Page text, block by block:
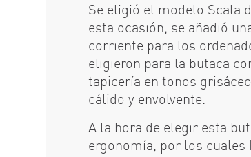
Se eligió el modelo Scala
esta ocasión, se añadió
corriente para los
eligieron para la butaca
tapicería en tonos
cálido y envolvente.
A la hora de elegir esta
ergonomía, por los cuales